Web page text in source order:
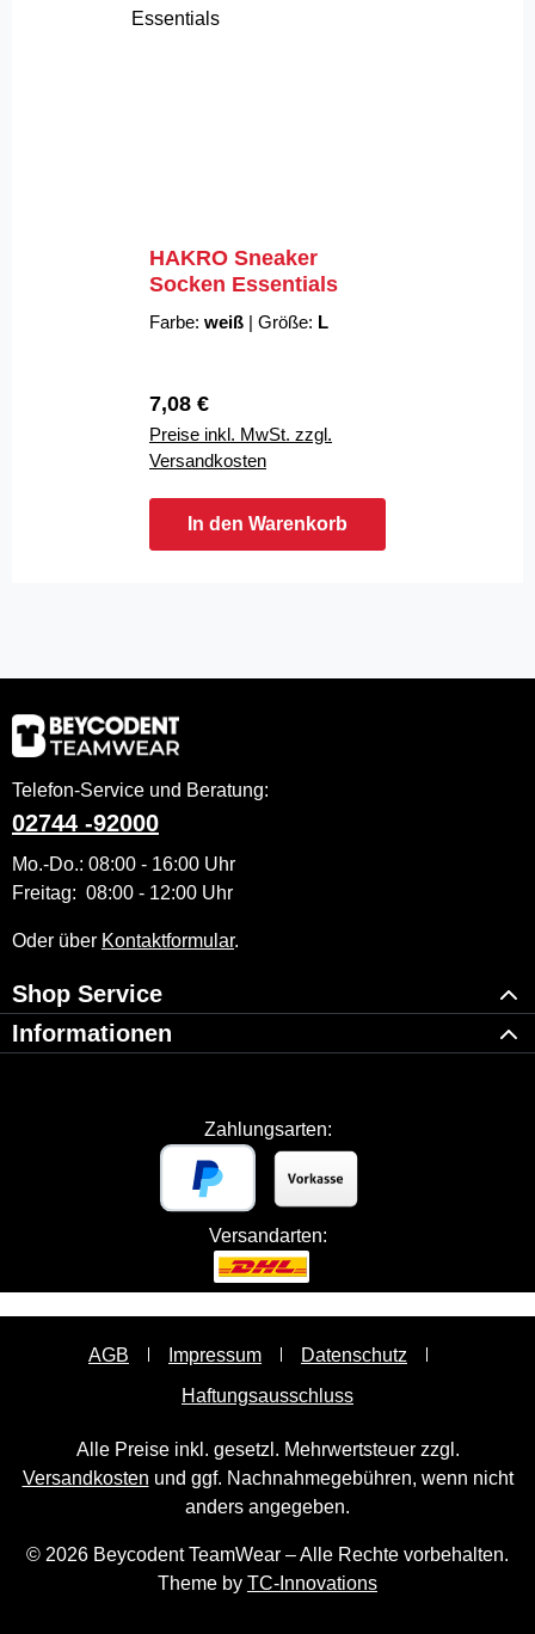
HAKRO Sneaker
Socken Essentials
Farbe: weiß | Größe: L
Regulärer Preis:
7,08 €
Preise inkl. MwSt. zzgl.
Versandkosten
In den Warenkorb
Telefon-Service und Beratung:
02744 -92000
Mo.-Do.: 08:00 - 16:00 Uhr
Freitag: 08:00 - 12:00 Uhr
Oder über Kontaktformular.
Shop Service
Informationen
Zahlungsarten:
Versandarten:
AGB Impressum
Datenschutz
Haftungsausschluss
Alle Preise inkl. gesetzl. Mehrwertsteuer zzgl.
Versandkosten und ggf. Nachnahmegebühren, wenn nicht
anders angegeben.
© 2026 Beycodent TeamWear – Alle Rechte vorbehalten.
Theme by TC-Innovations